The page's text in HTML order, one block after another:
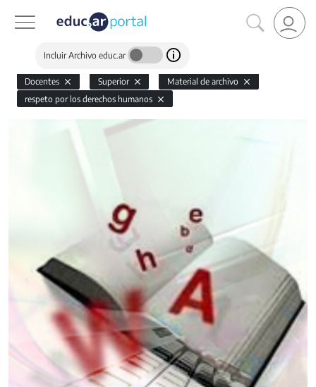
Incluir Archivo educ.ar
Docentes Superior
Material de archivo
respeto por los derechos humanos